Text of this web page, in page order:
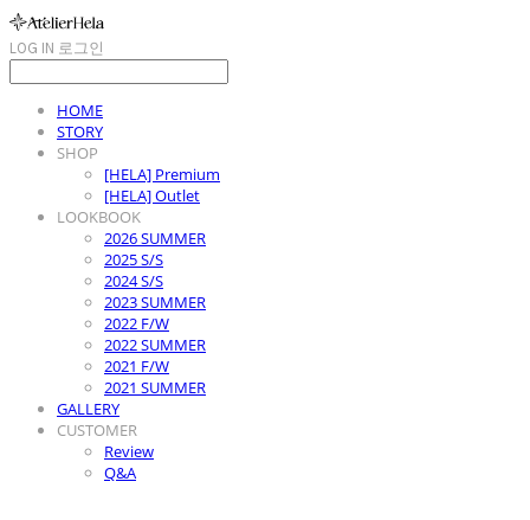
LOG IN 로그인
HOME
STORY
SHOP
[HELA] Premium
[HELA] Outlet
LOOKBOOK
2026 SUMMER
2025 S/S
2024 S/S
2023 SUMMER
2022 F/W
2022 SUMMER
2021 F/W
2021 SUMMER
GALLERY
CUSTOMER
Review
Q&A